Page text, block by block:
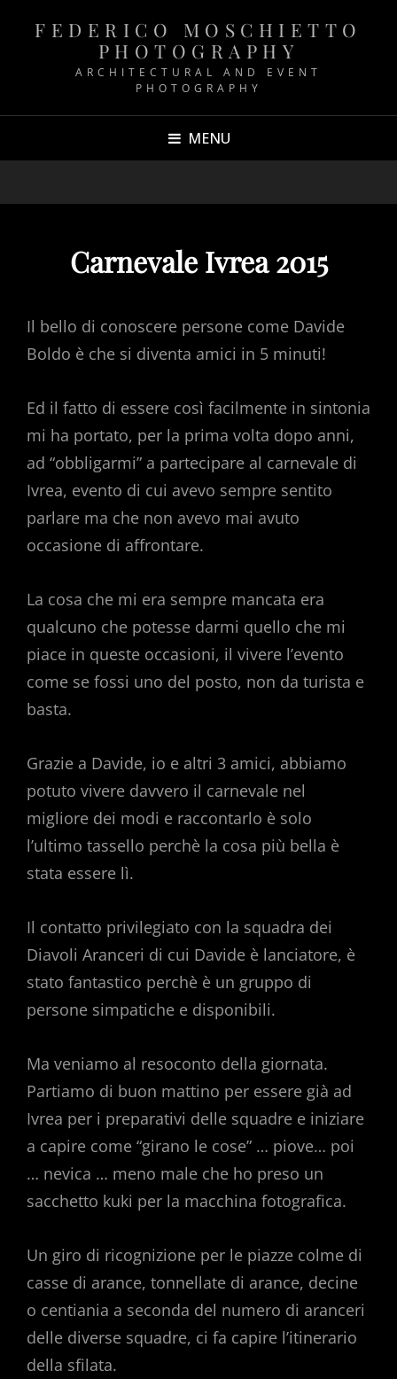
FEDERICO MOSCHIETTO
PHOTOGRAPHY
ARCHITECTURAL AND EVENT
PHOTOGRAPHY
MENU
Carnevale Ivrea 2015
Il bello di conoscere persone come Davide
Boldo è che si diventa amici in 5 minuti!
Ed il fatto di essere così facilmente in sintonia
mi ha portato, per la prima volta dopo anni,
ad “obbligarmi” a partecipare al carnevale di
Ivrea, evento di cui avevo sempre sentito
parlare ma che non avevo mai avuto
occasione di affrontare.
La cosa che mi era sempre mancata era
qualcuno che potesse darmi quello che mi
piace in queste occasioni, il vivere l’evento
come se fossi uno del posto, non da turista e
basta.
Grazie a Davide, io e altri 3 amici, abbiamo
potuto vivere davvero il carnevale nel
migliore dei modi e raccontarlo è solo
l’ultimo tassello perchè la cosa più bella è
stata essere lì.
Il contatto privilegiato con la squadra dei
Diavoli Aranceri di cui Davide è lanciatore, è
stato fantastico perchè è un gruppo di
persone simpatiche e disponibili.
Ma veniamo al resoconto della giornata.
Partiamo di buon mattino per essere già ad
Ivrea per i preparativi delle squadre e iniziare
a capire come “girano le cose” … piove… poi
… nevica … meno male che ho preso un
sacchetto kuki per la macchina fotografica.
Un giro di ricognizione per le piazze colme di
casse di arance, tonnellate di arance, decine
o centiania a seconda del numero di aranceri
delle diverse squadre, ci fa capire l’itinerario
della sfilata.